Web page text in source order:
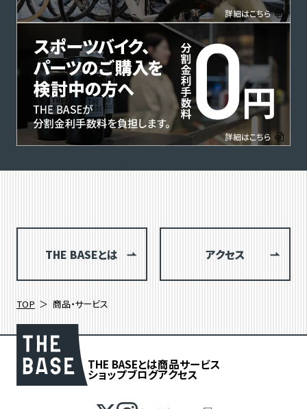
THE BASEとは アクセス
TOP 商品・サービス
THE BASEとは商品サービス
ショップブログアクセス